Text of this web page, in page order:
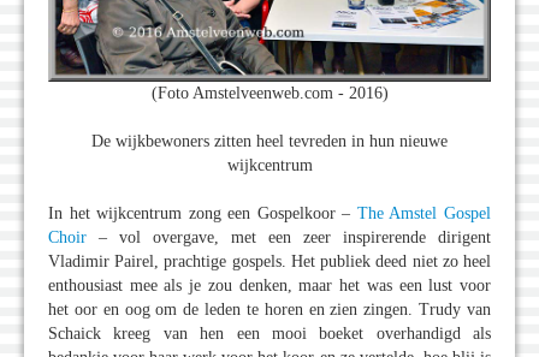
(Foto Amstelveenweb.com - 2016)
De wijkbewoners zitten heel tevreden in hun nieuwe
wijkcentrum
In het wijkcentrum zong een Gospelkoor – The Amstel Gospel
Choir – vol overgave, met een zeer inspirerende dirigent
Vladimir Pairel, prachtige gospels. Het publiek deed niet zo heel
enthousiast mee als je zou denken, maar het was een lust voor
het oor en oog om de leden te horen en zien zingen. Trudy van
Schaick kreeg van hen een mooi boeket overhandigd als